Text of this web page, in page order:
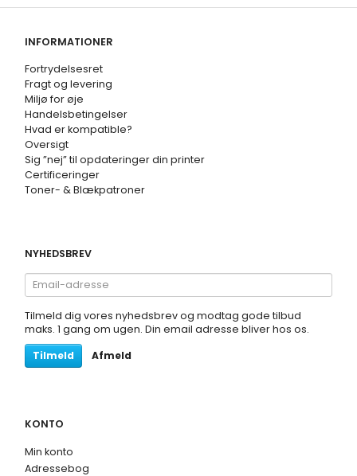
INFORMATIONER
Fortrydelsesret
Fragt og levering
Miljø for øje
Handelsbetingelser
Hvad er kompatible?
Oversigt
Sig ”nej” til opdateringer din printer
Certificeringer
Toner- & Blækpatroner
NYHEDSBREV
Email-
adresse
Tilmeld dig vores nyhedsbrev og modtag gode tilbud
maks. 1 gang om ugen. Din email adresse bliver hos os.
Tilmeld
Afmeld
KONTO
Min konto
Adressebog